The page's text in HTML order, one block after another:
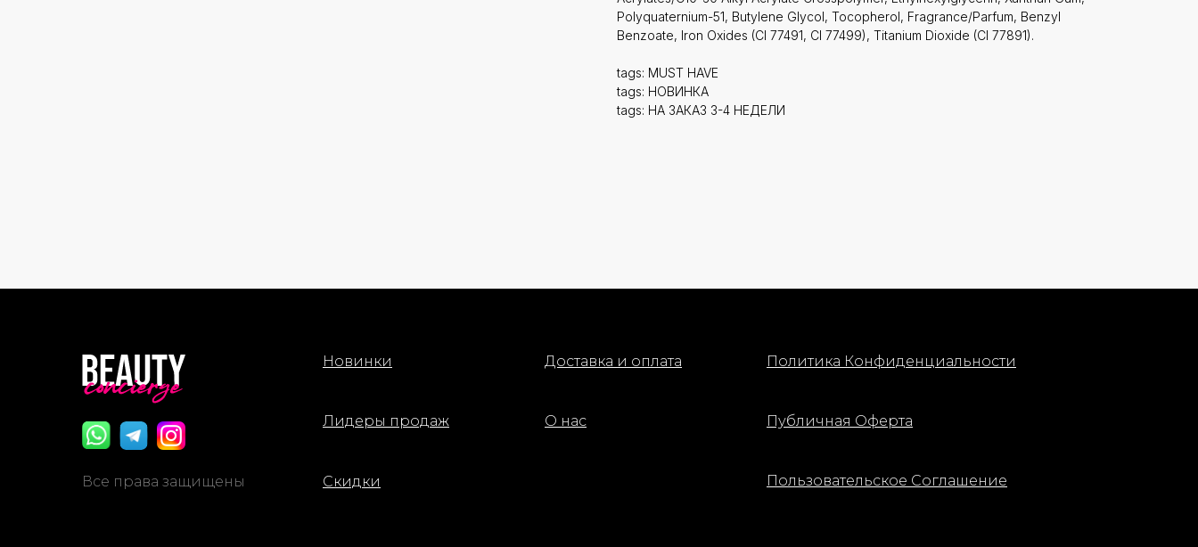
Polyquaternium-51, Butylene Glycol, Tocopherol, Fragrance/Parfum, Benzyl
Benzoate, Iron Oxides (CI 77491, CI 77499), Titanium Dioxide (CI 77891).
tags: MUST HAVE
tags: НОВИНКА
tags: НА ЗАКАЗ 3-4 НЕДЕЛИ
Все права защищены
Политика Конфиденциальности
Доставка и оплата
О нас Публичная Оферта
Пользовательское Соглашение
Новинки
Лидеры продаж
Скидки